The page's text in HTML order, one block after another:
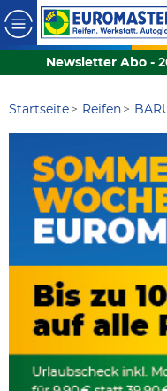
Newsletter Abo -
Startseite Reifen